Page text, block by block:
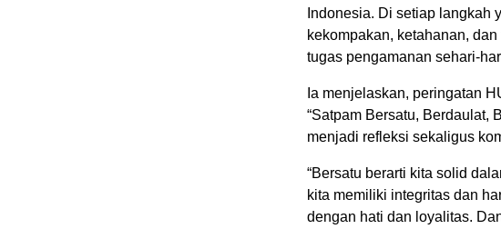
Indonesia. Di setiap langkah
kekompakan, ketahanan,
tugas pengamanan sehari-
Ia menjelaskan, peringatan
“Satpam Bersatu, Berdaulat,
menjadi refleksi sekaligus
“Bersatu berarti kita solid
kita memiliki integritas dan
dengan hati dan loyalitas.